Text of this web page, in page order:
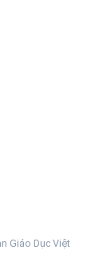
Giáo Dục Việt